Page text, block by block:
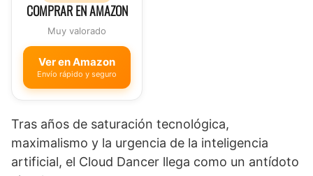
COMPRAR EN AMAZON
Muy valorado
Ver en Amazon
Envío rápido y seguro
Tras años de saturación tecnológica,
maximalismo y la urgencia de la inteligencia
artificial, el Cloud Dancer llega como un antídoto